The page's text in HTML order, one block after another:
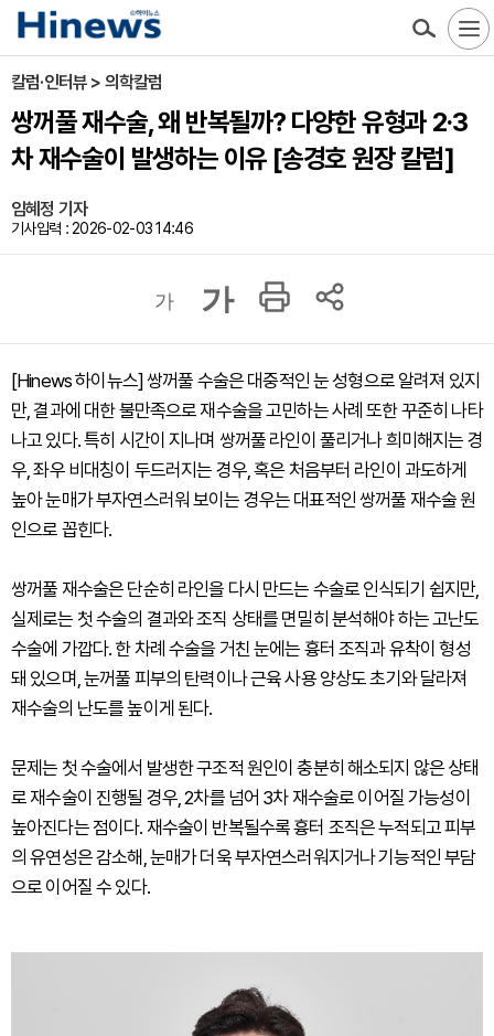
칼럼·인터뷰 > 의학칼럼
쌍꺼풀 재수술, 왜 반복될까? 다양한 유형과 2·3
차 재수술이 발생하는 이유 [송경호 원장 칼럼]
임혜정 기자
기사입력 : 2026-02-03 14:46
가 가
[Hinews 하이뉴스] 쌍꺼풀 수술은 대중적인 눈 성형으로 알려져 있지
만, 결과에 대한 불만족으로 재수술을 고민하는 사례 또한 꾸준히 나타
나고 있다. 특히 시간이 지나며 쌍꺼풀 라인이 풀리거나 희미해지는 경
우, 좌우 비대칭이 두드러지는 경우, 혹은 처음부터 라인이 과도하게
높아 눈매가 부자연스러워 보이는 경우는 대표적인 쌍꺼풀 재수술 원
인으로 꼽힌다.
쌍꺼풀 재수술은 단순히 라인을 다시 만드는 수술로 인식되기 쉽지만,
실제로는 첫 수술의 결과와 조직 상태를 면밀히 분석해야 하는 고난도
수술에 가깝다. 한 차례 수술을 거친 눈에는 흉터 조직과 유착이 형성
돼 있으며, 눈꺼풀 피부의 탄력이나 근육 사용 양상도 초기와 달라져
재수술의 난도를 높이게 된다.
문제는 첫 수술에서 발생한 구조적 원인이 충분히 해소되지 않은 상태
로 재수술이 진행될 경우, 2차를 넘어 3차 재수술로 이어질 가능성이
높아진다는 점이다. 재수술이 반복될수록 흉터 조직은 누적되고 피부
의 유연성은 감소해, 눈매가 더욱 부자연스러워지거나 기능적인 부담
으로 이어질 수 있다.